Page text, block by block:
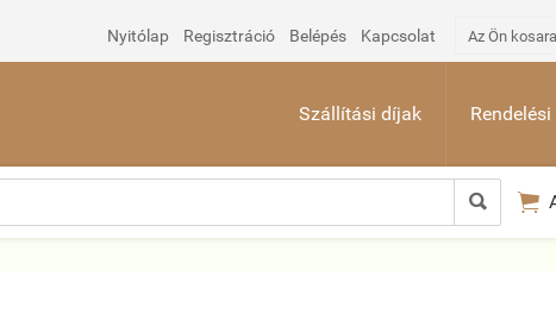
Nyitólap Regisztráció Belépés Kapcsolat Az Ön kosara
Szállítási díjak
 